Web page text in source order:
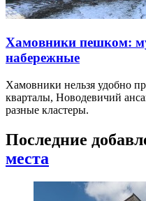
Хамовники пешком:
набережные
Хамовники нельзя удобно
кварталы, Новодевичий
разные кластеры.
Последние
места